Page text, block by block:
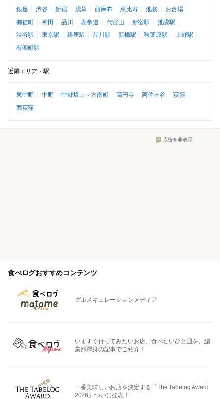
銀座 渋谷 新宿 浅草 西麻布 恵比寿 池袋
お台場
御徒町
神田 品川 表参道 代官山 新宿駅
池袋駅
渋谷駅
東京駅 銀座駅 品川駅 新橋駅 秋葉原駅
上野駅
有楽町駅
近隣エリア・駅
東中野 中野 中野坂上～方南町 高円寺 阿佐ヶ谷
荻窪
西荻窪
広告を非表示
食べログおすすめコンテンツ
グルメキュレーションメディア
いますぐ行ってみたいお店、食べたいひと皿を、編
集部渾身の記事でご紹介！
一番美味しいお店を決定する「The Tabelog Award
2026」ついに発表！